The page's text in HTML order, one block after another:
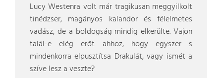
Lucy Westenra volt már tragikusan meggyilkolt
tinédzser, magányos kalandor és félelmetes
vadász, de a boldogság mindig elkerülte. Vajon
talál-e elég erőt ahhoz, hogy egyszer s
mindenkorra elpusztítsa Drakulát, vagy ismét a
szíve lesz a veszte?